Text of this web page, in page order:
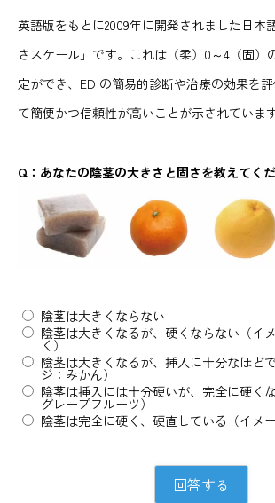
英語版をもとに2009年に開発されました日本
さスケール」です。これは（柔）0～4（固）
定ができ、ED の簡易的診断や治療の効果を
て簡便かつ信頼性が高いことが示されています
Q：あなたの陰茎の大きさと固さを教えてくだ
陰茎は大きくならない
陰茎は大きくなるが、硬くならない（イ
く）
陰茎は大きくなるが、挿入に十分なほど
ジ：みかん）
陰茎は挿入には十分硬いが、完全に硬く
グレープフルーツ）
陰茎は完全に硬く、硬直している（イメ